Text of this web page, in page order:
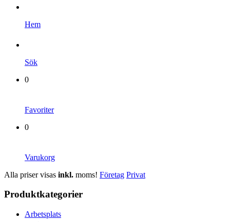
Hem
Sök
0
Favoriter
0
Varukorg
Alla priser visas inkl. moms! Företag Privat
Produktkategorier
Arbetsplats